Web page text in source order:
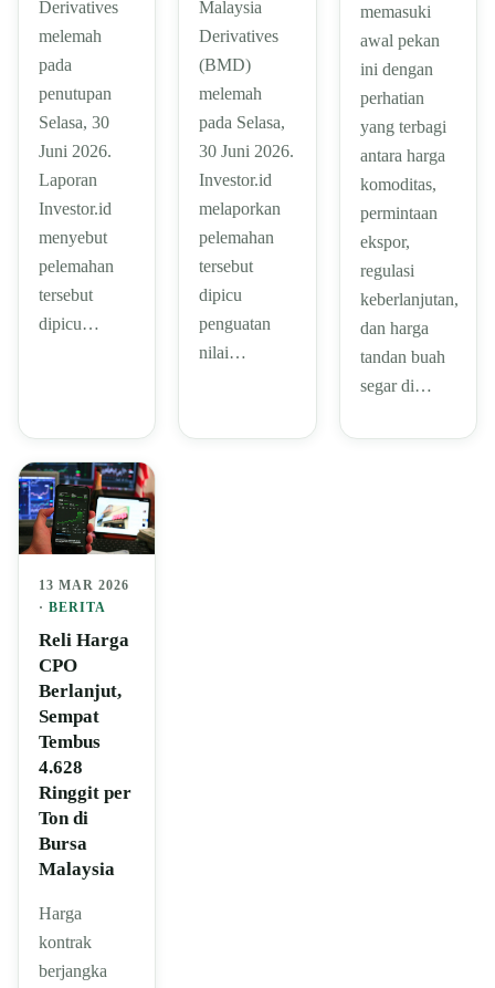
Derivatives
melemah
pada
penutupan
Selasa, 30
Juni 2026.
Laporan
Investor.id
menyebut
pelemahan
tersebut
dipicu…
Malaysia
Derivatives
(BMD)
melemah
pada Selasa,
30 Juni 2026.
Investor.id
melaporkan
pelemahan
tersebut
dipicu
penguatan
nilai…
memasuki
awal pekan
ini dengan
perhatian
yang terbagi
antara harga
komoditas,
permintaan
ekspor,
regulasi
keberlanjutan,
dan harga
tandan buah
segar di…
13 MAR 2026
· BERITA
Reli Harga
CPO
Berlanjut,
Sempat
Tembus
4.628
Ringgit per
Ton di
Bursa
Malaysia
Harga
kontrak
berjangka